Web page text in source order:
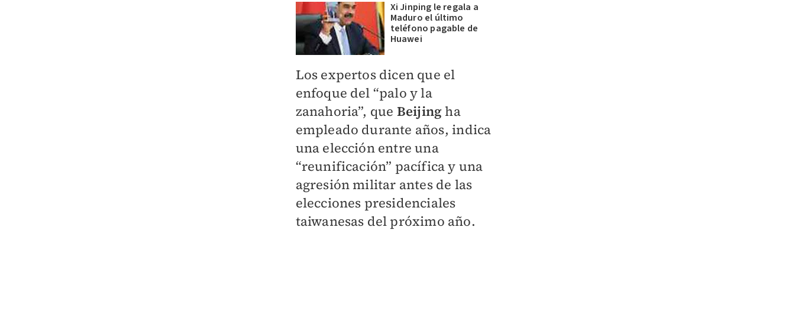
Xi Jinping le regala a
Maduro el último
teléfono pagable de
Huawei
Los expertos dicen que el
enfoque del “palo y la
zanahoria”, que Beijingha
empleado durante años, indica
una elección entre una
“reunificación” pacífica y una
agresión militar antes de las
elecciones presidenciales
taiwanesas del próximo año.